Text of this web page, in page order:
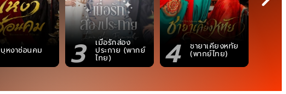
บุหงาซ่อนคม 3 เมื่อรักส่อง
ประกาย (พากย์
ไทย) 4 ชายาเคียงหทัย
(พากย์ไทย) 5